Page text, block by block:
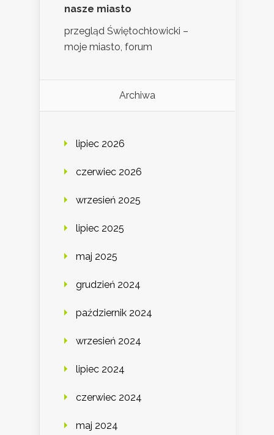
nasze miasto
przegląd Świętochłowicki –
moje miasto, forum
Archiwa
lipiec 2026
czerwiec 2026
wrzesień 2025
lipiec 2025
maj 2025
grudzień 2024
październik 2024
wrzesień 2024
lipiec 2024
czerwiec 2024
maj 2024